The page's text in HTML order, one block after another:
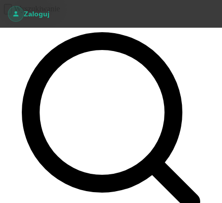
Zaloguj
Wyszukiwanie